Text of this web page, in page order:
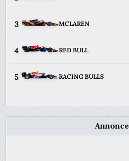
3 MCLAREN
4 RED BULL
5 RACING BULLS
Annonce